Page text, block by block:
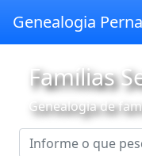
Genealogia
Famílias
Genealogia de